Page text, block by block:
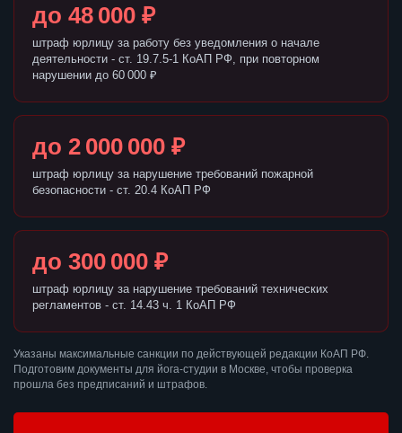
до 48 000 ₽
штраф юрлицу за работу без уведомления о начале
деятельности - ст. 19.7.5-1 КоАП РФ, при повторном
нарушении до 60 000 ₽
до 2 000 000 ₽
штраф юрлицу за нарушение требований пожарной
безопасности - ст. 20.4 КоАП РФ
до 300 000 ₽
штраф юрлицу за нарушение требований технических
регламентов - ст. 14.43 ч. 1 КоАП РФ
Указаны максимальные санкции по действующей редакции КоАП РФ.
Подготовим документы для йога-студии в Москве, чтобы проверка
прошла без предписаний и штрафов.